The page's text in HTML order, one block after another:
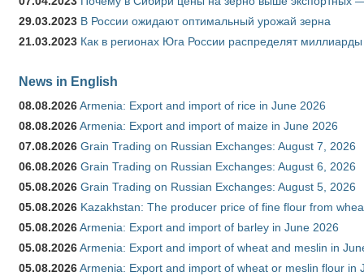
29.03.2023 В России ожидают оптимальный урожай зерна
21.03.2023 Как в регионах Юга России распределят
News in English
08.08.2026Armenia: Export and import of rice in June 2026
08.08.2026Armenia: Export and import of maize in June 2026
07.08.2026 Grain Trading on Russian Exchanges: August 7, 2026
06.08.2026 Grain Trading on Russian Exchanges: August 6, 2026
05.08.2026 Grain Trading on Russian Exchanges: August 5, 2026
05.08.2026 Kazakhstan: The producer price of fine flour from
05.08.2026Armenia: Export and import of barley in June 2026
05.08.2026Armenia: Export and import of wheat and meslin in
05.08.2026Armenia: Export and import of wheat or meslin flour in